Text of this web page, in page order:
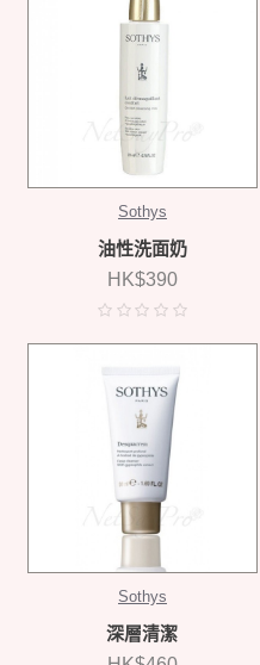
Sothys
油性洗面奶
HK$390
Sothys
深層清潔